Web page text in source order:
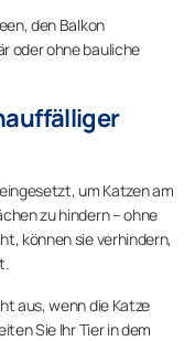
den Balkon
oder ohne bauliche
um Katzen am
zu hindern – ohne
können sie verhindern,
aus, wenn die Katze
Sie Ihr Tier in dem